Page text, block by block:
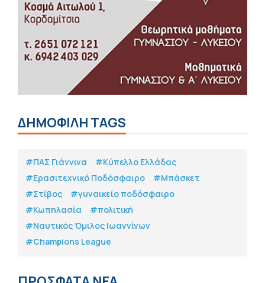
ΔΗΜΟΦΙΛΗ TAGS
#ΠΑΣ Γιάννινα
#Κύπελλο Ελλάδας
#Eρασιτεχνικό Ποδόσφαιρο
#Μπάσκετ
#Στίβος
#γυναικείο ποδόσφαιρο
#Κωπηλασία
#πολιτική
#Ναυτικός Όμιλος Ιωαννίνων
#Champions League